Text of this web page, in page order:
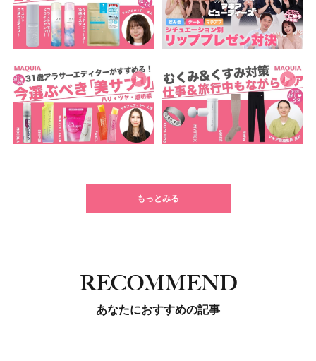
もっとみる
RECOMMEND
あなたにおすすめの記事